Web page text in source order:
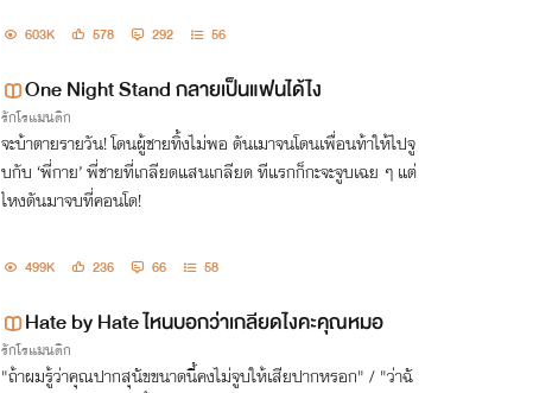
603K 578 292 56
One Night Stand กลายเป็นแฟนได้ไง
รักโรแมนติก
จะบ้าตายรายวัน! โดนผู้ชายทิ้งไม่พอ ดันเมาจนโดนเพื่อนท้าให้ไปจู
บกับ ‘พี่กาย’ พี่ชายที่เกลียดแสนเกลียด ทีแรกก็กะจะจูบเฉย ๆ แต่
ไหงดันมาจบที่คอนโด!
499K 236 66 58
Hate by Hate ไหนบอกว่าเกลียดไงคะคุณหมอ
รักโรแมนติก
"ถ้าผมรู้ว่าคุณปากสุนัขขนาดนี้คงไม่จูบให้เสียปากหรอก" / "ว่าฉั